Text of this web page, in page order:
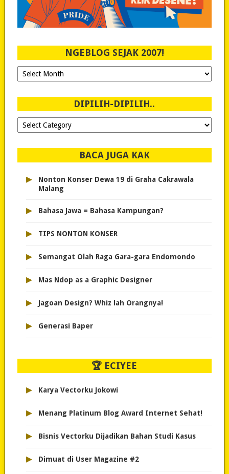
NGEBLOG SEJAK 2007!
Ngeblog
Sejak
DIPILIH-DIPILIH..
Dipilih-
dipilih..
BACA JUGA KAK
▸
Nonton Konser Dewa 19 di Graha Cakrawala
Malang
▸ Bahasa Jawa = Bahasa Kampungan?
▸ TIPS NONTON KONSER
▸ Semangat Olah Raga Gara-gara Endomondo
▸ Mas Ndop as a Graphic Designer
▸ Jagoan Design? Whiz lah Orangnya!
▸ Generasi Baper
🏆 ECIYEE
▸ Karya Vectorku Jokowi
▸ Menang Platinum Blog Award Internet Sehat!
▸ Bisnis Vectorku Dijadikan Bahan Studi Kasus
▸ Dimuat di User Magazine #2